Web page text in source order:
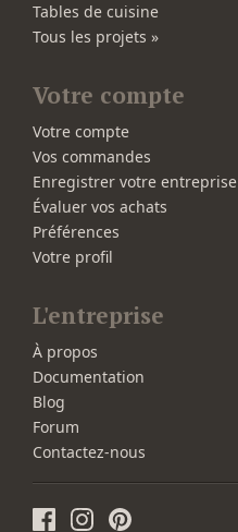
Tables de cuisine
Tous les projets »
Votre compte
Votre compte
Vos commandes
Enregistrer votre entreprise
Évaluer vos achats
Préférences
Votre profil
L'entreprise
À propos
Documentation
Blog
Forum
Contactez-nous